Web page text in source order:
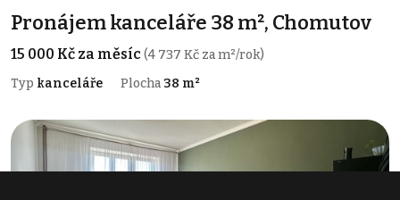
Pronájem kanceláře 38 m², Chomutov
15 000 Kč za měsíc(4 737 Kč za m²/rok)
Typ kanceláře Plocha 38 m²